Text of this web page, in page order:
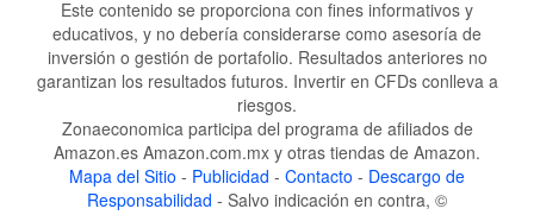
Este contenido se proporciona con fines informativos y
educativos, y no debería considerarse como asesoría de
inversión o gestión de portafolio. Resultados anteriores no
garantizan los resultados futuros. Invertir en CFDs conlleva a
riesgos.
Zonaeconomica participa del programa de afiliados de
Amazon.es Amazon.com.mx y otras tiendas de Amazon.
Mapa del Sitio - Publicidad - Contacto - Descargo de
Responsabilidad - Salvo indicación en contra, ©